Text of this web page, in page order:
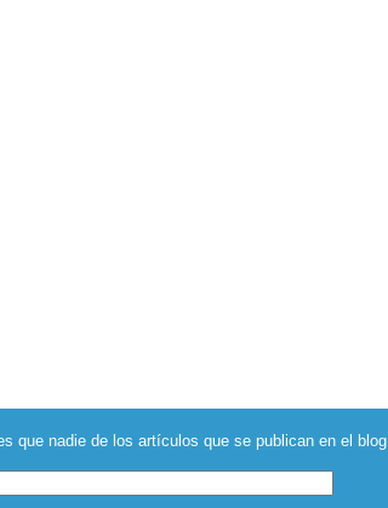
que nadie de los artículos que se publican en el blog